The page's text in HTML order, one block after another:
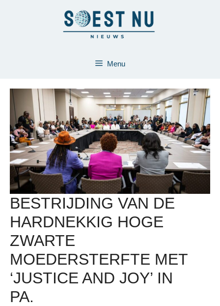
Menu
BESTRIJDING VAN DE
HARDNEKKIG HOGE
ZWARTE
MOEDERSTERFTE MET
‘JUSTICE AND JOY’ IN
PA.